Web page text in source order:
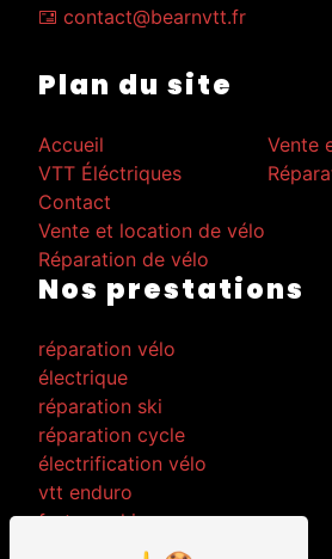
contact@bearnvtt.fr
Plan du site
Accueil
VTT Éléctriques
Contact
Vente et location de vélo
Réparation de vélo
Vente
Nos prestations
réparation vélo
électrique
réparation ski
réparation cycle
électrification vélo
vtt enduro
fartage ski
mise en électrique